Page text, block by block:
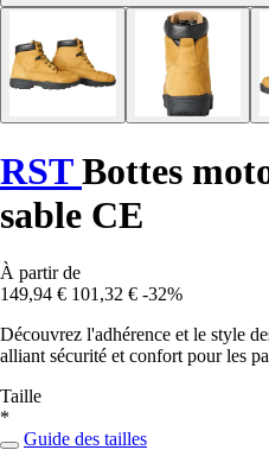
RSTBottes
sable CE
À partir de
149,94 € 101,32 € -32%
Découvrez l'adhérence et le style
alliant sécurité et confort pour les
Taille
*
Guide des tailles